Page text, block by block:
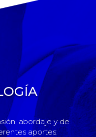
abordaje y de
aportes: